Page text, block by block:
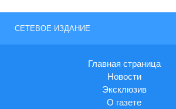
СЕТЕВОЕ ИЗДАНИЕ
Главная страница
Новости
Эксклюзив
О газете